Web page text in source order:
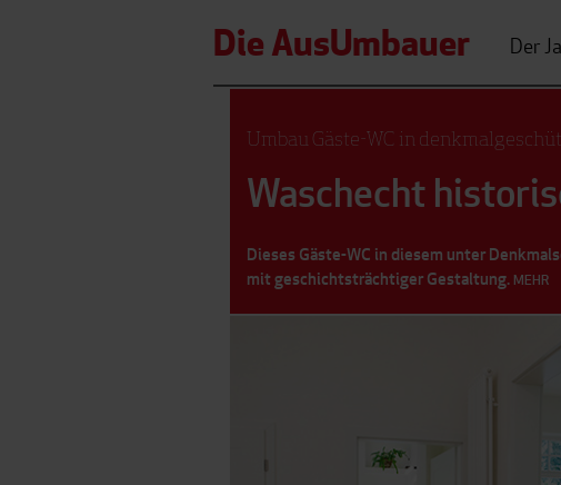
Die AusUmbauer Der
Umbau Gäste-WC in
Waschecht
Dieses Gäste-WC in diesem unter
mit geschichtsträchtiger Gestaltung. MEHR